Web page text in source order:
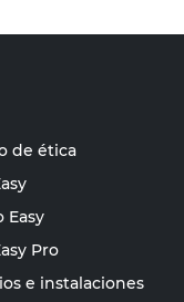
de ética
Easy
Pro
e instalaciones